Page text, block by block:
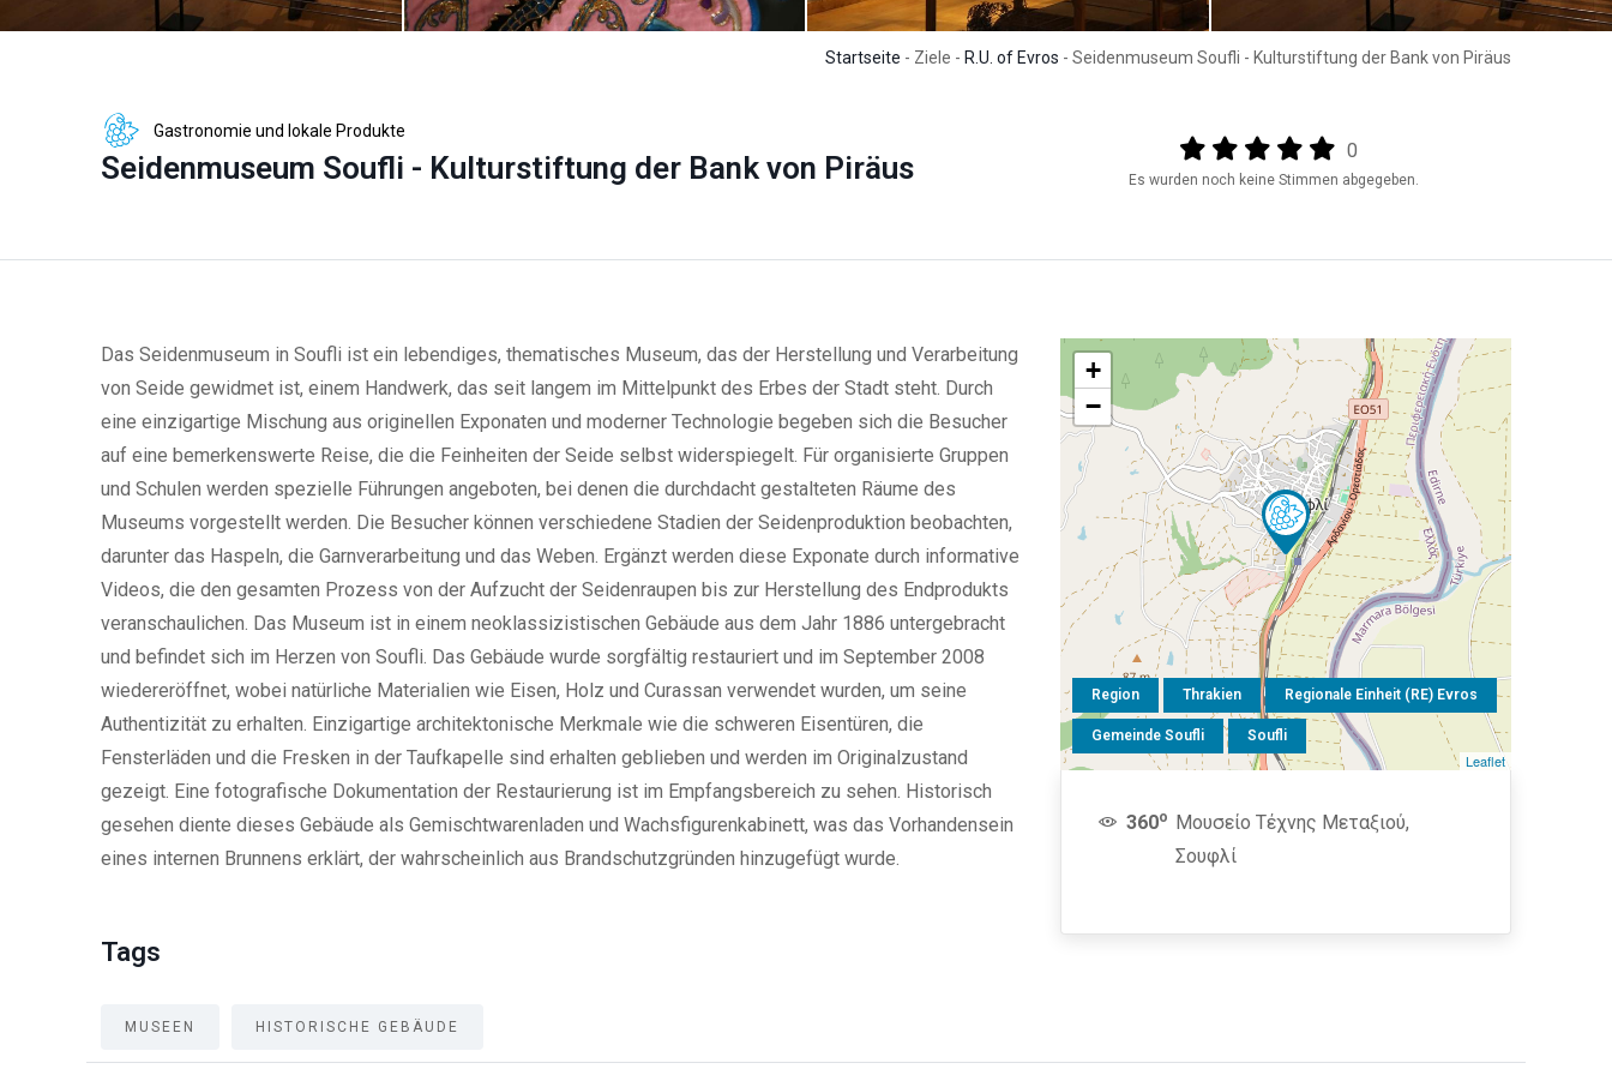
Startseite - Ziele - R.U. of Evros - Seidenmuseum Soufli - Kulturstiftung der Bank von Piräus
Gastronomie und lokale Produkte
Seidenmuseum Soufli - Kulturstiftung der Bank von Piräus
Output format
(star)(star)(star)(star)(star)
0
Es wurden noch keine Stimmen abgegeben.
Das Seidenmuseum in Soufli ist ein lebendiges, thematisches Museum, das der Herstellung und Verarbeitung
von Seide gewidmet ist, einem Handwerk, das seit langem im Mittelpunkt des Erbes der Stadt steht. Durch
eine einzigartige Mischung aus originellen Exponaten und moderner Technologie begeben sich die Besucher
auf eine bemerkenswerte Reise, die die Feinheiten der Seide selbst widerspiegelt. Für organisierte Gruppen
und Schulen werden spezielle Führungen angeboten, bei denen die durchdacht gestalteten Räume des
Museums vorgestellt werden. Die Besucher können verschiedene Stadien der Seidenproduktion beobachten,
darunter das Haspeln, die Garnverarbeitung und das Weben. Ergänzt werden diese Exponate durch informative
Videos, die den gesamten Prozess von der Aufzucht der Seidenraupen bis zur Herstellung des Endprodukts
veranschaulichen. Das Museum ist in einem neoklassizistischen Gebäude aus dem Jahr 1886 untergebracht
und befindet sich im Herzen von Soufli. Das Gebäude wurde sorgfältig restauriert und im September 2008
wiedereröffnet, wobei natürliche Materialien wie Eisen, Holz und Curassan verwendet wurden, um seine
Authentizität zu erhalten. Einzigartige architektonische Merkmale wie die schweren Eisentüren, die
Fensterläden und die Fresken in der Taufkapelle sind erhalten geblieben und werden im Originalzustand
gezeigt. Eine fotografische Dokumentation der Restaurierung ist im Empfangsbereich zu sehen. Historisch
gesehen diente dieses Gebäude als Gemischtwarenladen und Wachsfigurenkabinett, was das Vorhandensein
eines internen Brunnens erklärt, der wahrscheinlich aus Brandschutzgründen hinzugefügt wurde.
Tags
MUSEEN HISTORISCHE GEBÄUDE
Region Thrakien Regionale Einheit (RE) Evros
Gemeinde Soufli Soufli
+
−
Leaflet
360o Μουσείο Τέχνης Μεταξιού,
Σουφλί